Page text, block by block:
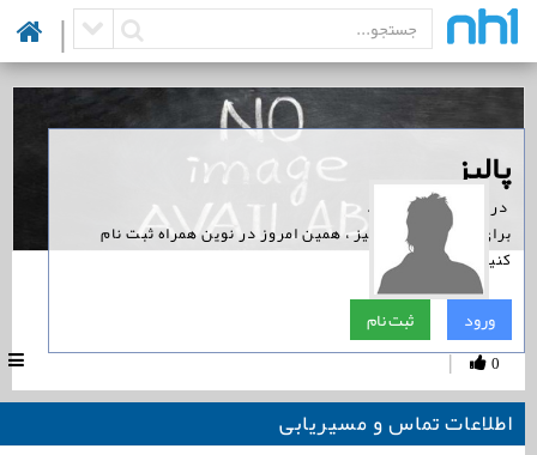
|
‏پالیز
‏ در نوین همراه است.
برای پیگیری اخبار پالیز ، همین امروز در نوین همراه ثبت نام
کنید.
ورود ثبت نام پالیز
0
|
اطلاعات تماس و مسیریابی